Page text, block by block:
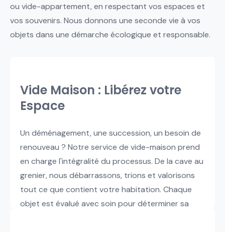
ou vide-appartement, en respectant vos espaces et
vos souvenirs. Nous donnons une seconde vie à vos
objets dans une démarche écologique et responsable.
Vide Maison : Libérez votre
Espace
Un déménagement, une succession, un besoin de
renouveau ? Notre service de vide-maison prend
en charge l'intégralité du processus. De la cave au
grenier, nous débarrassons, trions et valorisons
tout ce que contient votre habitation. Chaque
objet est évalué avec soin pour déterminer sa